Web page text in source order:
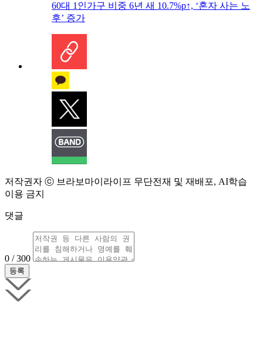
60대 1인가구 비중 6년 새 10.7%p↑, ‘혼자 사는 노
후’ 증가
저작권자 ⓒ 브라보마이라이프 무단전재 및 재배포, AI학습
이용 금지
댓글
0 / 300